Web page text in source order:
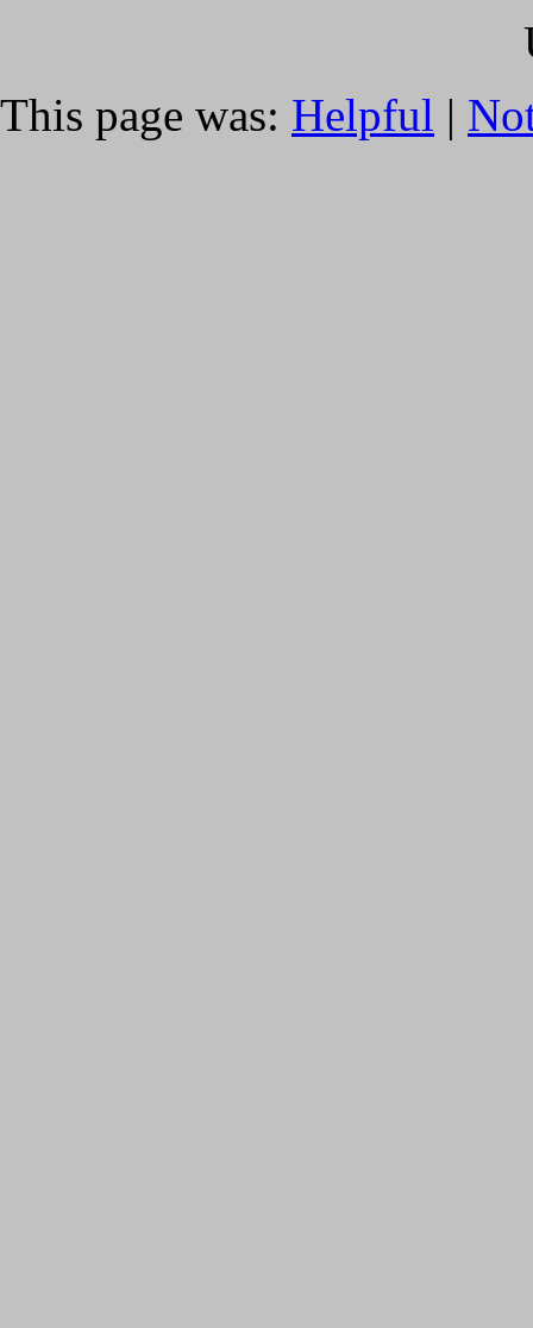
This page was: Helpful |